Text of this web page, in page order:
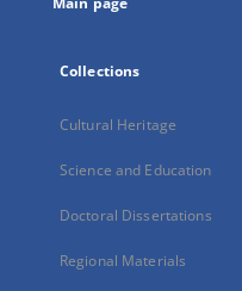
Collections
Cultural Heritage
Science and Education
Doctoral Dissertations
Regional Materials